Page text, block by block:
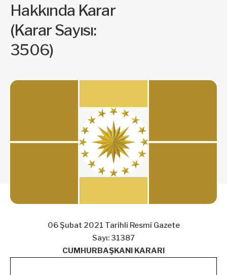
Hakkında Karar
(Karar Sayısı:
3506)
06 Şubat 2021 Tarihli Resmî Gazete
Sayı: 31387
CUMHURBAŞKANI KARARI